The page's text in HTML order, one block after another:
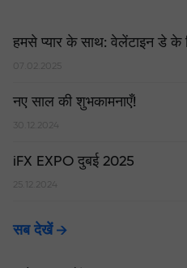
हमसे प्यार के साथ: वेलेंटाइन डे
नए साल की शुभकामनाएँ!
30.12.2024
iFX EXPO दुबई 2025
25.12.2024
सब देखें